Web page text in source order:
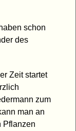
schon
des
Zeit startet
zum
man an
Pflanzen